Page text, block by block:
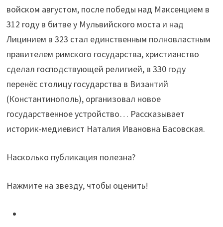
войском августом, после победы над Максенцием в
312 году в битве у Мульвийского моста и над
Лицинием в 323 стал единственным полновластным
правителем римского государства, христианство
сделал господствующей религией, в 330 году
перенёс столицу государства в Византий
(Константинополь), организовал новое
государственное устройство… Рассказывает
историк-медиевист Наталия Ивановна Басовская.
Насколько публикация полезна?
Нажмите на звезду, чтобы оценить!